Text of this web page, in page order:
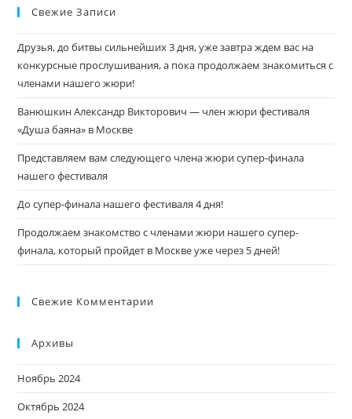
Свежие Записи
Друзья, до битвы сильнейших 3 дня, уже завтра ждем вас на
конкурсные прослушивания, а пока продолжаем знакомиться с
членами нашего жюри!
Ванюшкин Александр Викторович — член жюри фестиваля
«Душа баяна» в Москве
Представляем вам следующего члена жюри супер-финала
нашего фестиваля
До супер-финала нашего фестиваля 4 дня!
Продолжаем знакомство с членами жюри нашего супер-
финала, который пройдет в Москве уже через 5 дней!
Свежие Комментарии
Архивы
Ноябрь 2024
Октябрь 2024